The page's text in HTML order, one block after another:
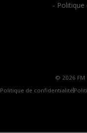
-
© 2026 FM
Politique de confidentialité